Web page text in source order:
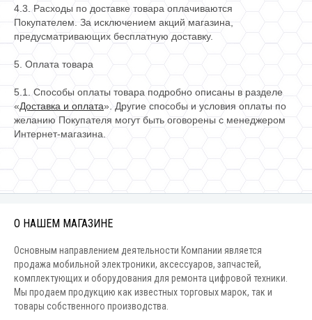
4.3. Расходы по доставке товара оплачиваются
Покупателем. За исключением акций магазина,
предусматривающих бесплатную доставку.
5. Оплата товара
5.1. Способы оплаты товара подробно описаны в разделе
«Доставка и оплата». Другие способы и условия оплаты по
желанию Покупателя могут быть оговорены с менеджером
Интернет-магазина.
О НАШЕМ МАГАЗИНЕ
Основным направлением деятельности Компании является
продажа мобильной электроники, аксессуаров, запчастей,
комплектующих и оборудования для ремонта цифровой техники.
Мы продаем продукцию как известных торговых марок, так и
товары собственного производства.